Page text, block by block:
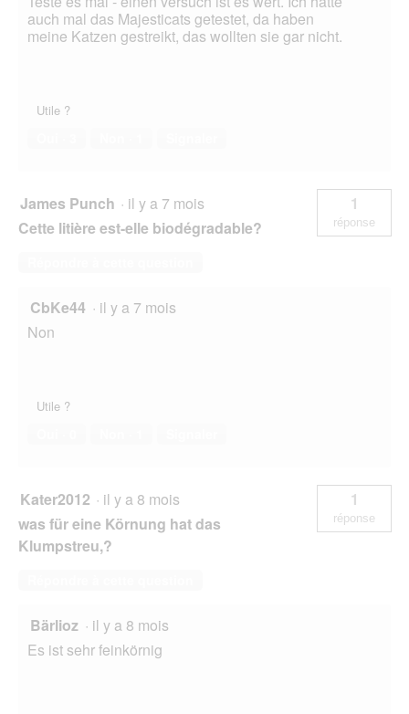
auch mal das Majesticats getestet, da haben
meine Katzen gestreikt, das wollten sie gar nicht.
Utile ?
James Punch · il y a 7 mois
Cette litière est-elle biodégradable?
1
réponse
CbKe44 · il y a 7 mois
Non
Utile ?
Kater2012 · il y a 8 mois
was für eine Körnung hat das
Klumpstreu,?
1
réponse
Bärlioz · il y a 8 mois
Es ist sehr feinkörnig